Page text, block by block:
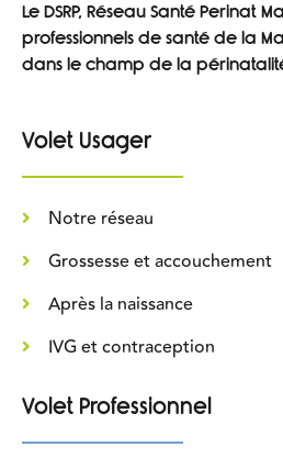
Le DSRP, Réseau Santé Perinat
professionnels de santé de la
dans le champ de la
Volet Usager
Notre réseau
Grossesse et accouchement
Après la naissance
IVG et contraception
Volet Professionnel